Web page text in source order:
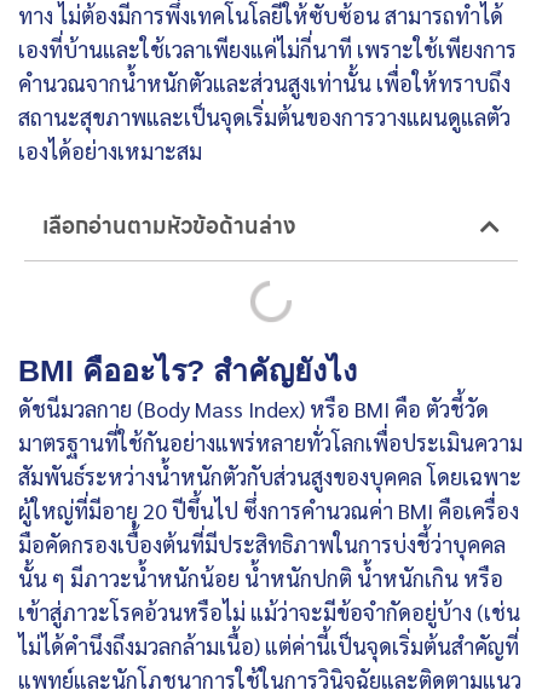
ทาง ไม่ต้องมีการพึ่งเทคโนโลยีให้ซับซ้อน สามารถทำได้
เองที่บ้านและใช้เวลาเพียงแค่ไม่กี่นาที เพราะใช้เพียงการ
คำนวณจากน้ำหนักตัวและส่วนสูงเท่านั้น เพื่อให้ทราบถึง
สถานะสุขภาพและเป็นจุดเริ่มต้นของการวางแผนดูแลตัว
เองได้อย่างเหมาะสม
เลือกอ่านตามหัวข้อด้านล่าง
BMI คืออะไร? สำคัญยังไง
ดัชนีมวลกาย (Body Mass Index) หรือ BMI คือ ตัวชี้วัด
มาตรฐานที่ใช้กันอย่างแพร่หลายทั่วโลกเพื่อประเมินความ
สัมพันธ์ระหว่างน้ำหนักตัวกับส่วนสูงของบุคคล โดยเฉพาะ
ผู้ใหญ่ที่มีอายุ 20 ปีขึ้นไป ซึ่งการคำนวณค่า BMI คือเครื่อง
มือคัดกรองเบื้องต้นที่มีประสิทธิภาพในการบ่งชี้ว่าบุคคล
นั้น ๆ มีภาวะน้ำหนักน้อย น้ำหนักปกติ น้ำหนักเกิน หรือ
เข้าสู่ภาวะโรคอ้วนหรือไม่ แม้ว่าจะมีข้อจำกัดอยู่บ้าง (เช่น
ไม่ได้คำนึงถึงมวลกล้ามเนื้อ) แต่ค่านี้เป็นจุดเริ่มต้นสำคัญที่
แพทย์และนักโภชนาการใช้ในการวินิจฉัยและติดตามแนว